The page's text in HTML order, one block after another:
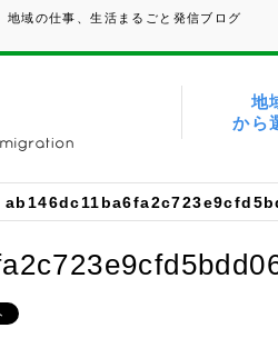
域の仕事、生活まるごと発信ブログ
地
から